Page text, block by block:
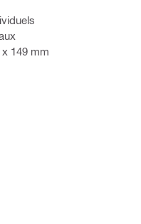
149 mm